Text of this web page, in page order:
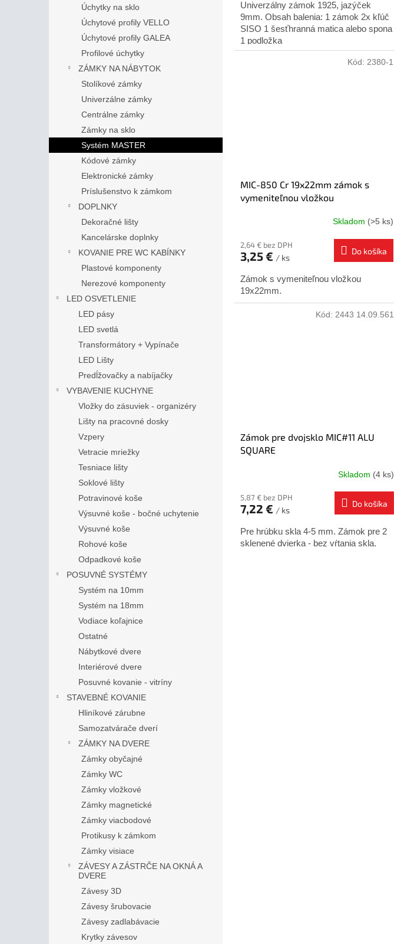
Úchytky na sklo
Úchytové profily VELLO
Úchytové profily GALEA
Profilové úchytky
ZÁMKY NA NÁBYTOK
Stolíkové zámky
Univerzálne zámky
Centrálne zámky
Zámky na sklo
Systém MASTER
Kódové zámky
Elektronické zámky
Príslušenstvo k zámkom
DOPLNKY
Dekoračné lišty
Kancelárske doplnky
KOVANIE PRE WC KABÍNKY
Plastové komponenty
Nerezové komponenty
LED OSVETLENIE
LED pásy
LED svetlá
Transformátory + Vypínače
LED Lišty
Predĺžovačky a nabíjačky
VYBAVENIE KUCHYNE
Vložky do zásuviek - organizéry
Lišty na pracovné dosky
Vzpery
Vetracie mriežky
Tesniace lišty
Soklové lišty
Potravinové koše
Výsuvné koše - bočné uchytenie
Výsuvné koše
Rohové koše
Odpadkové koše
POSUVNÉ SYSTÉMY
Systém na 10mm
Systém na 18mm
Vodiace koľajnice
Ostatné
Nábytkové dvere
Interiérové dvere
Posuvné kovanie - vitríny
STAVEBNÉ KOVANIE
Hliníkové zárubne
Samozatvárače dverí
ZÁMKY NA DVERE
Zámky obyčajné
Zámky WC
Zámky vložkové
Zámky magnetické
Zámky viacbodové
Protikusy k zámkom
Zámky visiace
ZÁVESY A ZÁSTRČE NA OKNÁ A
DVERE
Závesy 3D
Závesy šrubovacie
Závesy zadlabávacie
Krytky závesov
Univerzálny zámok 1925, jazýček
9mm. Obsah balenia: 1 zámok 2x kľúč
SISO 1 šesťhranná matica alebo spona
1 podložka
MIC-850 Cr 19x22mm zámok s
vymeniteľnou vložkou
Skladom (>5 ks)
2,64 € bez DPH
3,25 € / ks
Do košíka
Zámok s vymeniteľnou vložkou
19x22mm.
Kód: 2380-1
Zámok pre dvojsklo MIC#11 ALU
SQUARE
Skladom (4 ks)
5,87 € bez DPH
7,22 € / ks
Do košíka
Pre hrúbku skla 4-5 mm. Zámok pre 2
sklenené dvierka - bez vŕtania skla.
Kód: 2443 14.09.561